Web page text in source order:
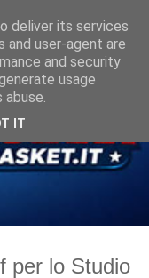
per lo Studio
deliver its services
and user-agent are
and security
usage
IT